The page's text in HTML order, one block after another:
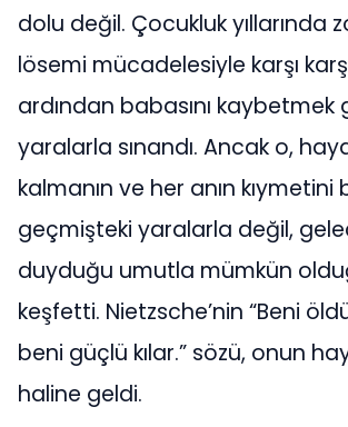
dolu değil. Çocukluk yıllarında
lösemi mücadelesiyle karşı
ardından babasını kaybetmek
yaralarla sınandı. Ancak o,
kalmanın ve her anın kıymetini
geçmişteki yaralarla değil,
duyduğu umutla mümkün
keşfetti. Nietzsche’nin “Beni
beni güçlü kılar.” sözü, onun
haline geldi.